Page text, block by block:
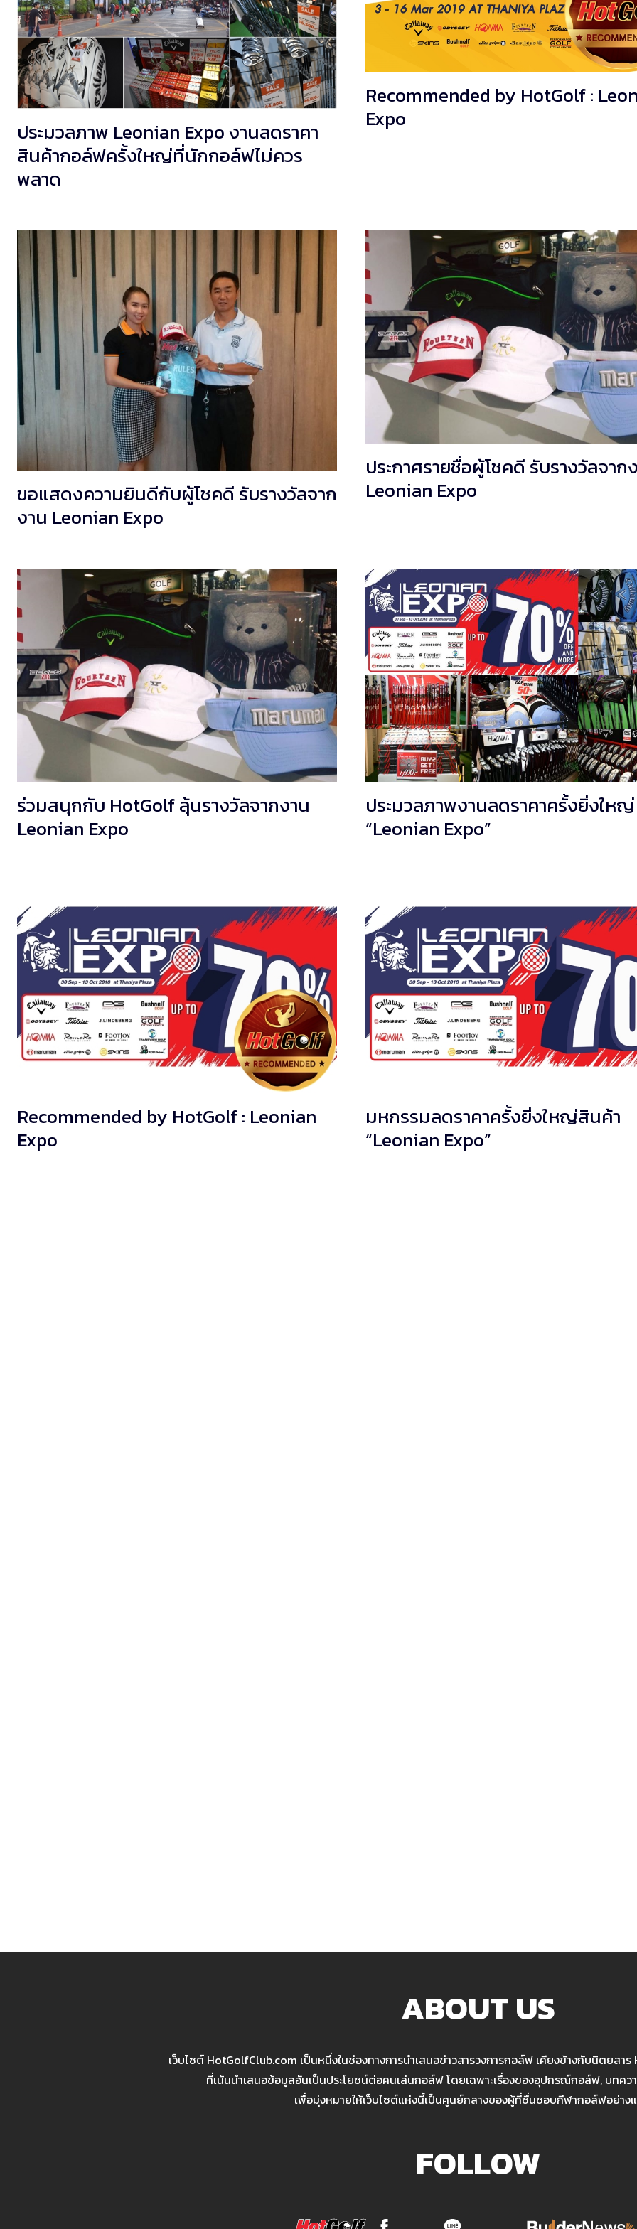
ประมวลภาพ Leonian Expo งานลดราคา
สินค้ากอล์ฟครั้งใหญ่ที่นักกอล์ฟไม่ควร
พลาด
Recommended by HotGolf :
Expo
ขอแสดงความยินดีกับผู้โชคดี รับรางวัลจาก
งาน Leonian Expo
ประกาศรายชื่อผู้โชคดี รับรางวัลจาก
Leonian Expo
ร่วมสนุกกับ HotGolf ลุ้นรางวัลจากงาน
Leonian Expo
ประมวลภาพงานลดราคาครั้งยิ่งใหญ่
“Leonian Expo”
Recommended by HotGolf : Leonian
Expo
มหกรรมลดราคาครั้งยิ่งใหญ่สินค้า
“Leonian Expo”
ABOUT US
เว็บไซต์ HotGolfClub.com เป็นหนึ่งในช่องทางการนำเสนอข่าวสารวงการกอล์ฟ เคียงข้างกับนิตยส
ที่เน้นนำเสนอข้อมูลอันเป็นประโยชน์ต่อคนเล่นกอล์ฟ โดยเฉพาะเรื่องของอุปกรณ์กอล์ฟ, บทคว
เพื่อมุ่งหมายให้เว็บไซต์แห่งนี้เป็นศูนย์กลางของผู้ที่ชื่นชอบกีฬากอล์ฟอย่าง
FOLLOW